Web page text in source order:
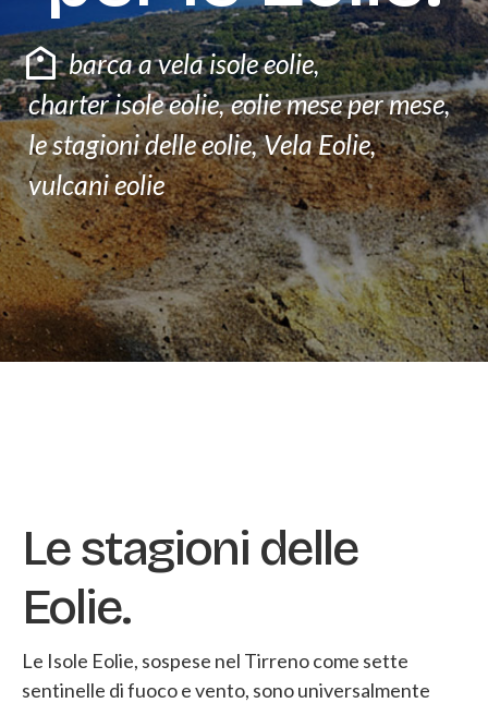
F.A.Q
CONTATTI
barca a vela isole eolie,
charter isole eolie, eolie mese per mese,
le stagioni delle eolie, Vela Eolie,
vulcani eolie
Le stagioni delle
Eolie.
Le Isole Eolie, sospese nel Tirreno come sette
sentinelle di fuoco e vento, sono universalmente